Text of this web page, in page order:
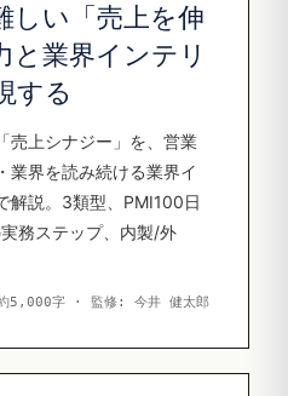
い「売上を伸
と業界インテリ
する
売上シナジー」を、営業
業界を読み続ける業界イ
解説。3類型、PMI100日
務ステップ、内製/外
5,000字 · 監修: 今井 健太郎